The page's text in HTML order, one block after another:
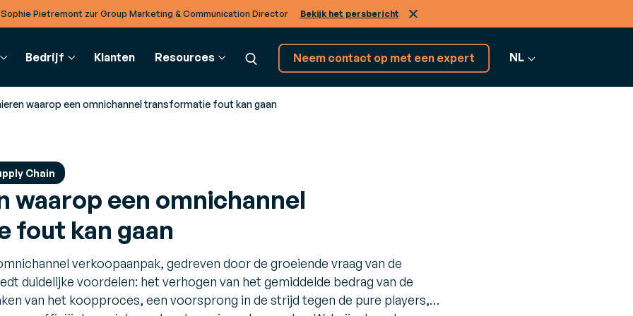
Pietremont zur Group Marketing & Communication Director Bekijk het persbericht
slimmere charter- en
de efficiëntie in uw
EDI-oplossingen
Realiseer operaties met
TradeXpress Infinity
De snelste elektronische
gegevensuitwisseling
Bedrijf
Partners
Ontdek het rijke ecosysteem van partners
van Generix
Klanten Resources
Verklarende Woordenlijst
Consulting
Om uw bedrijfsuitdagingen aan te gaan
Neem contact op met een expert NL
waarop een omnichannel transformatie fout kan gaan
Chain
waarop een omnichannel
fout kan gaan
verkoopaanpak, gedreven door de groeiende vraag van de
duidelijke voordelen: het verhogen van het gemiddelde bedrag van de
van het koopproces, een voorsprong in de strijd tegen de pure players,…